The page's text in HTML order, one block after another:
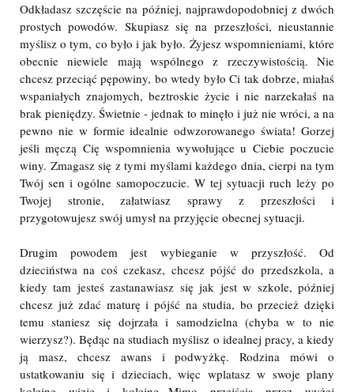
Odkładasz szczęście na później, najprawdopodobniej z dwóch
prostych powodów. Skupiasz się na przeszłości, nieustannie
myślisz o tym, co było i jak było. Żyjesz wspomnieniami, które
obecnie niewiele mają wspólnego z rzeczywistością. Nie
chcesz przeciąć pępowiny, bo wtedy było Ci tak dobrze, miałaś
wspaniałych znajomych, beztroskie życie i nie narzekałaś na
brak pieniędzy. Świetnie - jednak to minęło i już nie wróci, a na
pewno nie w formie idealnie odwzorowanego świata! Gorzej
jeśli męczą Cię wspomnienia wywołujące u Ciebie poczucie
winy. Zmagasz się z tymi myślami każdego dnia, cierpi na tym
Twój sen i ogólne samopoczucie. W tej sytuacji ruch leży po
Twojej stronie, załatwiasz sprawy z przeszłości i
przygotowujesz swój umysł na przyjęcie obecnej sytuacji.
Drugim powodem jest wybieganie w przyszłość. Od
dzieciństwa na coś czekasz, chcesz pójść do przedszkola, a
kiedy tam jesteś zastanawiasz się jak jest w szkole, później
chcesz już zdać maturę i pójść na studia, bo przecież dzięki
temu staniesz się dojrzała i samodzielna (chyba w to nie
wierzysz?). Będąc na studiach myślisz o idealnej pracy, a kiedy
ją masz, chcesz awans i podwyżkę. Rodzina mówi o
ustatkowaniu się i dzieciach, więc wplatasz w swoje plany